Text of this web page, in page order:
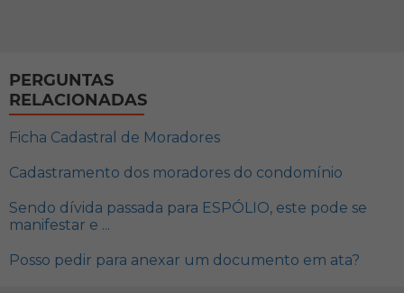
PERGUNTAS
RELACIONADAS
Ficha Cadastral de Moradores
Cadastramento dos moradores do condomínio
Sendo dívida passada para ESPÓLIO, este pode se
manifestar e ...
Posso pedir para anexar um documento em ata?